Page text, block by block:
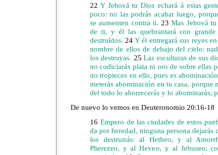
22 Y Jehová tu Dios echará á estas
poco: no las podrás acabar luego,
se aumenten contra ti. 23 Mas Jehová
de ti, y él las quebrantará con grande
destruídos. 24 Y él entregará sus reyes
nombre de ellos de debajo del cielo:
los destruyas. 25 Las esculturas de sus
no codiciarás plata ni oro de sobre ellas
no tropieces en ello, pues es
meterás abominación en tu casa, porque
del todo lo aborrecerás y lo abominarás;
De nuevo lo vemos en Deuteronomio 20:16-18
16 Empero de las ciudades de estos
da por heredad, ninguna persona
los destruirás: al Hetheo, y al
Pherezeo, y al Heveo, y al Jebuseo;